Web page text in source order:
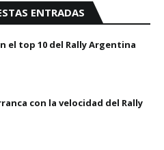
ENTRADAS
el top 10 del Rally Argentina
con la velocidad del Rally